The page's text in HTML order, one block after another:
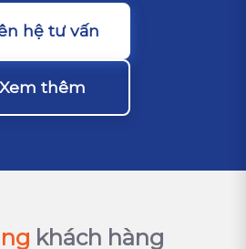
hệ tư vấn
Xem thêm
khách hàng